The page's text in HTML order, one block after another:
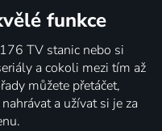
funkce
TV stanic nebo si
a cokoli mezi tím až
můžete přetáčet,
a užívat si je za